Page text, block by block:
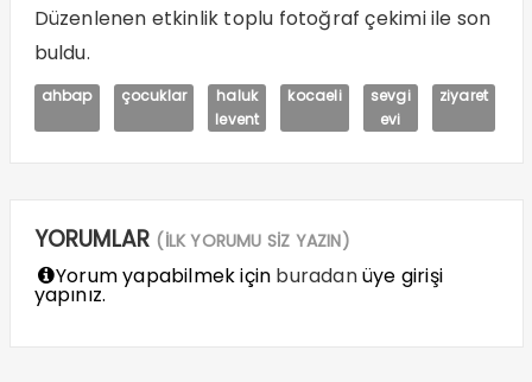
Düzenlenen etkinlik toplu fotoğraf çekimi ile son
buldu.
ahbap çocuklar
haluk
levent
kocaeli
sevgi
evi
ziyaret
YORUMLAR (İLK YORUMU SİZ YAZIN)
Yorum yapabilmek için buradanüye girişi
yapınız.